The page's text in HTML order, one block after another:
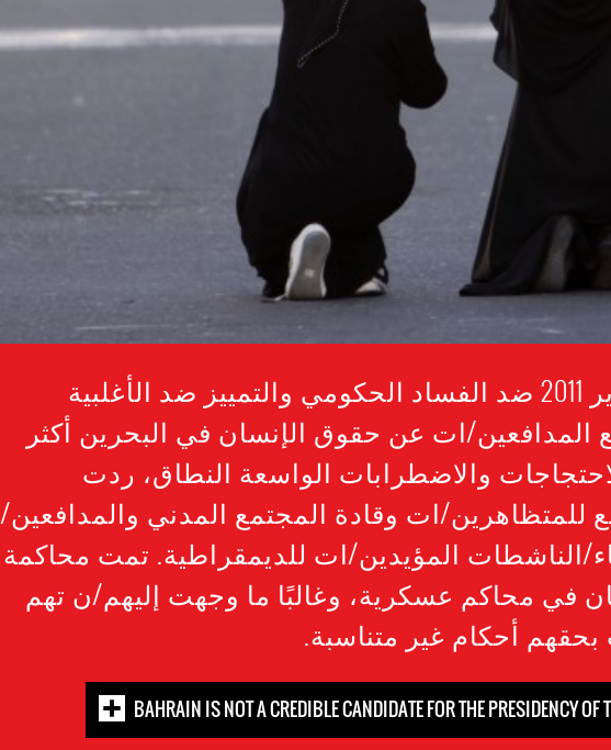
بعد اندلاع الاحتجاجات في فبراير 2011 ضد الفساد الحكومي والتمييز ضد الأغلبية
ات عن حقوق الإنسان في البحرين أكثر
والاضطرابات الواسعة النطاق، ردت
ات وقادة المجتمع المدني والمدافعين/
الناشطات المؤيدين/ات للديمقراطية. تمت محاكمة
في محاكم عسكرية، وغالبًا ما وجهت إليهم/ن تهم
أحكام غير متناسبة.
BAHRAIN IS NOT A CREDIBLE CANDIDATE FOR THE PRESIDENCY